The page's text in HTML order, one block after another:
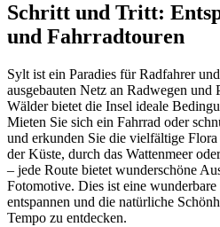
Schritt und Tritt:
und Fahrradtouren
Sylt ist ein Paradies für Radfahrer
ausgebauten Netz an Radwegen und
Wälder bietet die Insel ideale
Mieten Sie sich ein Fahrrad oder
und erkunden Sie die vielfältige
der Küste, durch das Wattenmeer
– jede Route bietet wunderschöne
Fotomotive. Dies ist eine
entspannen und die natürliche
Tempo zu entdecken.